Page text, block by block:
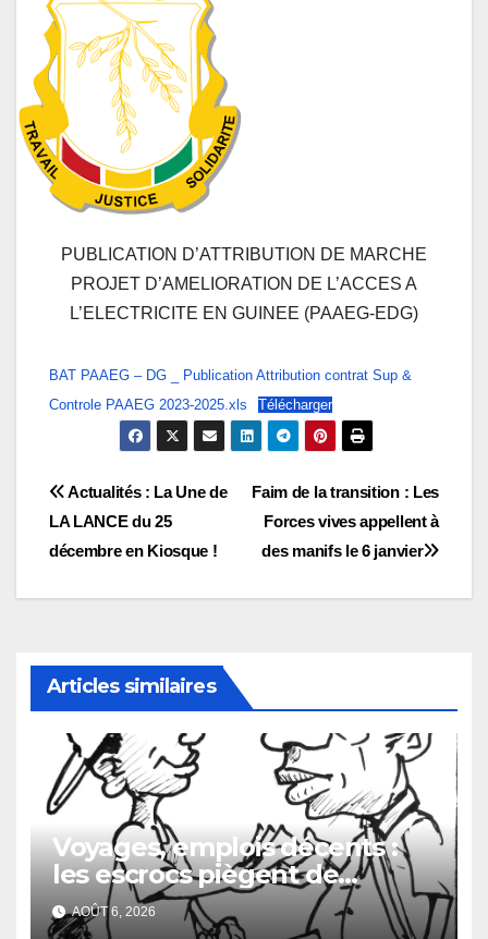
PUBLICATION D’ATTRIBUTION DE MARCHE
PROJET D’AMELIORATION DE L’ACCES A
L’ELECTRICITE EN GUINEE (PAAEG-EDG)
BAT PAAEG – DG _ Publication Attribution contrat Sup &
Controle PAAEG 2023-2025.xls
Télécharger
Navigation
de
l’article
Faim de la transition : Les
Forces vives appellent à
des manifs le 6 janvier
Actualités : La Une de
LA LANCE du 25
décembre en Kiosque !
Articles similaires
Voyages, emplois décents :
les escrocs piègent de
nombreux jeunes
AOÛT 6, 2026